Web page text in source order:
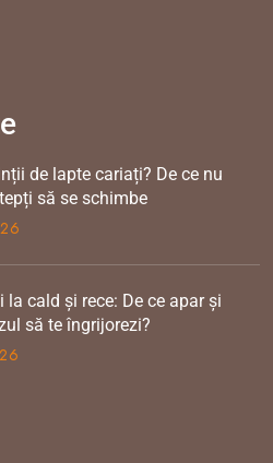
de lapte cariați? De ce nu
să se schimbe
la cald și rece: De ce apar și
să te îngrijorezi?